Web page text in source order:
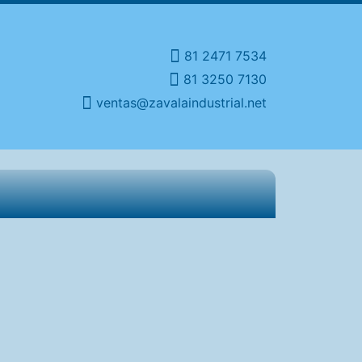
81 2471 7534
81 3250 7130
ventas@zavalaindustrial.net